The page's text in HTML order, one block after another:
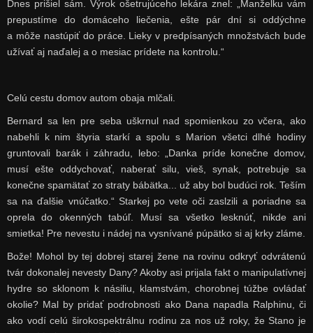
Dnes prišiel sám. Výrok ošetrujúceho lekára znel: „Manželku vám
prepustíme do domáceho liečenia, ešte pár dní si oddýchne
a môže nastúpiť do práce. Lieky v predpísaných množstvách bude
užívať aj naďalej a o mesiac prídete na kontrolu.“
Celú cestu domov autom obaja mlčali.
Bernard sa len pre seba uškrnul nad spomienkou zo včera, ako
nabehli k nim štyria starkí a spolu s Marion všetci dlhé hodiny
gruntovali barák i záhradu, lebo: „Danka príde konečne domov,
musí ešte oddychovať, naberať silu, vieš, synak, potrebuje sa
konečne spamätať zo straty bábätka... už aby bol budúci rok. Teším
sa na ďalšie vnúčatko.“ Starkej po vete oči zaslzili a poriadne sa
oprela do okenných tabúľ. Musí sa všetko lesknúť, nikde ani
smietka! Pre nevestu i nádej na vysnívané púpätko si aj krky zláme.
Bože! Mohol by tej dobrej starej žene na rovinu odkryť odvrátenú
tvár dokonalej nevesty Dany? Akoby asi prijala fakt o manipulatívnej
hydre so sklonom k násiliu, klamstvám, chorobnej túžbe ovládať
okolie? Mal by pridať podrobnosti ako Dana napadla Ralphinu, či
ako vodí celú širokospektrálnu rodinu za nos už roky, že Stano je